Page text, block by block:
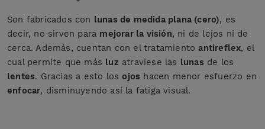
Son fabricados con lunas de medida plana (cero), es
decir, no sirven para mejorar la visión, ni de lejos ni de
cerca. Además, cuentan con el tratamientoantireflex, el
cual permite que más luz atraviese las lunas de los
lentes. Gracias a esto losojos hacen menor esfuerzo en
enfocar, disminuyendo así la fatiga visual.